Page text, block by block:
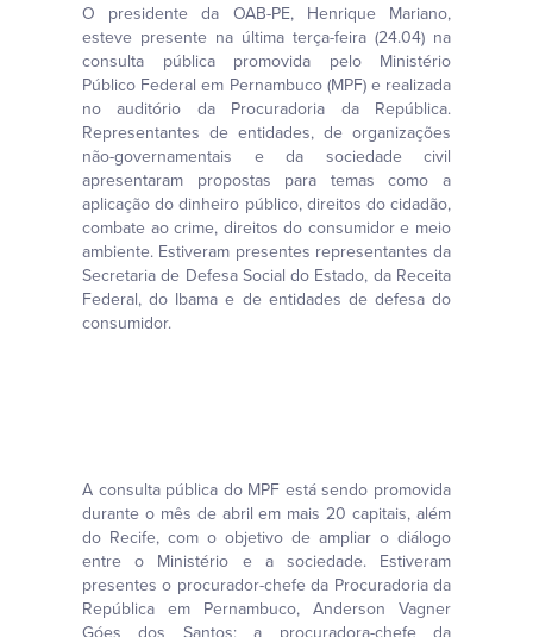
O presidente da OAB-PE, Henrique Mariano,
esteve presente na última terça-feira (24.04) na
consulta pública promovida pelo Ministério
Público Federal em Pernambuco (MPF) e realizada
no auditório da Procuradoria da República.
Representantes de entidades, de organizações
não-governamentais e da sociedade civil
apresentaram propostas para temas como a
aplicação do dinheiro público, direitos do cidadão,
combate ao crime, direitos do consumidor e meio
ambiente. Estiveram presentes representantes da
Secretaria de Defesa Social do Estado, da Receita
Federal, do Ibama e de entidades de defesa do
consumidor.
A consulta pública do MPF está sendo promovida
durante o mês de abril em mais 20 capitais, além
do Recife, com o objetivo de ampliar o diálogo
entre o Ministério e a sociedade. Estiveram
presentes o procurador-chefe da Procuradoria da
República em Pernambuco, Anderson Vagner